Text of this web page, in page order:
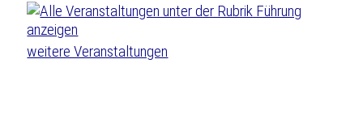
weitere Veranstaltungen